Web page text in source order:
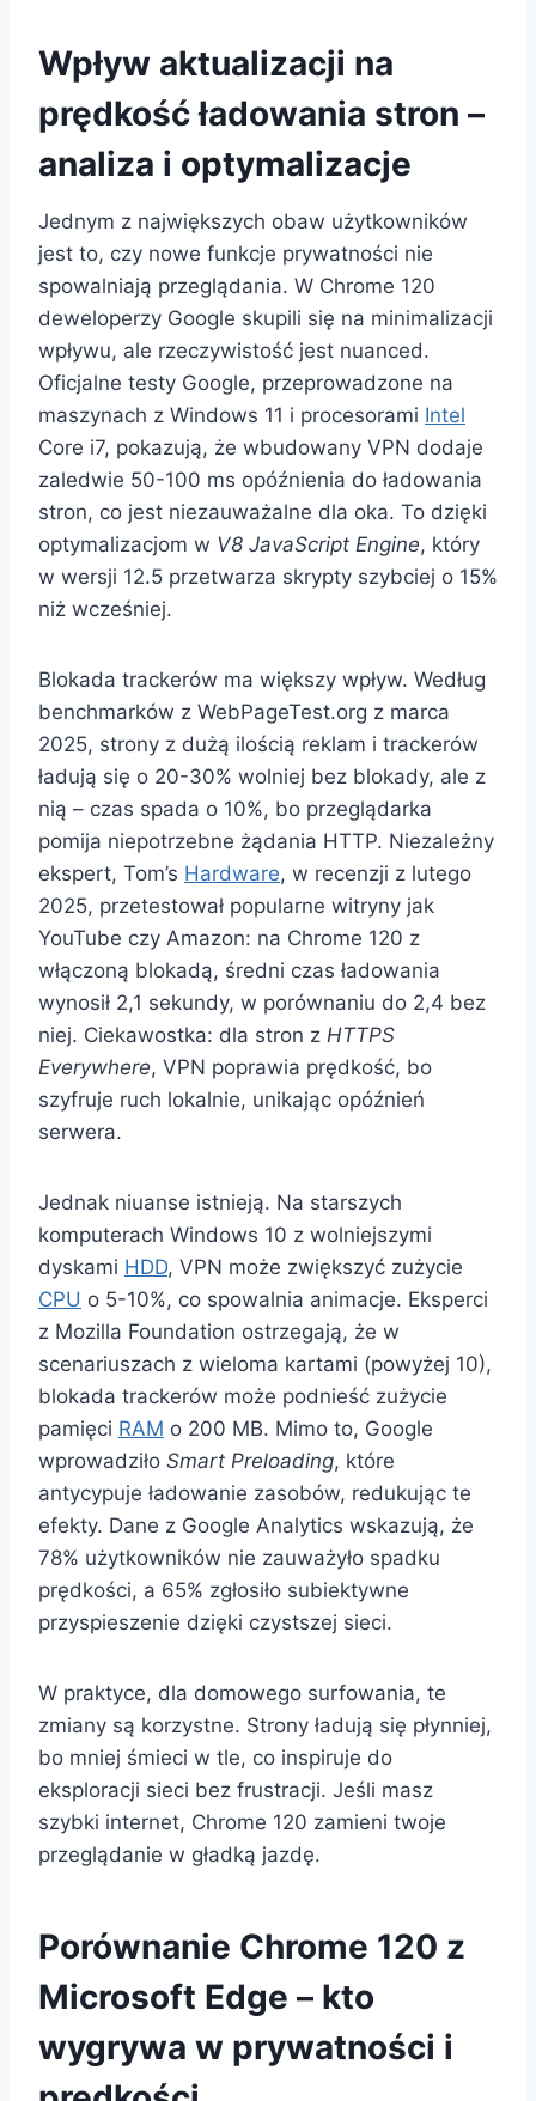
Wpływ aktualizacji na
prędkość ładowania stron –
analiza i optymalizacje
Jednym z największych obaw użytkowników
jest to, czy nowe funkcje prywatności nie
spowalniają przeglądania. W Chrome 120
deweloperzy Google skupili się na minimalizacji
wpływu, ale rzeczywistość jest nuanced.
Oficjalne testy Google, przeprowadzone na
maszynach z Windows 11 i procesorami Intel
Core i7, pokazują, że wbudowany VPN dodaje
zaledwie 50-100 ms opóźnienia do ładowania
stron, co jest niezauważalne dla oka. To dzięki
optymalizacjom w V8 JavaScript Engine, który
w wersji 12.5 przetwarza skrypty szybciej o 15%
niż wcześniej.
Blokada trackerów ma większy wpływ. Według
benchmarków z WebPageTest.org z marca
2025, strony z dużą ilością reklam i trackerów
ładują się o 20-30% wolniej bez blokady, ale z
nią – czas spada o 10%, bo przeglądarka
pomija niepotrzebne żądania HTTP. Niezależny
ekspert, Tom’s Hardware, w recenzji z lutego
2025, przetestował popularne witryny jak
YouTube czy Amazon: na Chrome 120 z
włączoną blokadą, średni czas ładowania
wynosił 2,1 sekundy, w porównaniu do 2,4 bez
niej. Ciekawostka: dla stron z HTTPS
Everywhere, VPN poprawia prędkość, bo
szyfruje ruch lokalnie, unikając opóźnień
serwera.
Jednak niuanse istnieją. Na starszych
komputerach Windows 10 z wolniejszymi
dyskami HDD, VPN może zwiększyć zużycie
CPU o 5-10%, co spowalnia animacje. Eksperci
z Mozilla Foundation ostrzegają, że w
scenariuszach z wieloma kartami (powyżej 10),
blokada trackerów może podnieść zużycie
pamięci RAM o 200 MB. Mimo to, Google
wprowadziło Smart Preloading, które
antycypuje ładowanie zasobów, redukując te
efekty. Dane z Google Analytics wskazują, że
78% użytkowników nie zauważyło spadku
prędkości, a 65% zgłosiło subiektywne
przyspieszenie dzięki czystszej sieci.
W praktyce, dla domowego surfowania, te
zmiany są korzystne. Strony ładują się płynniej,
bo mniej śmieci w tle, co inspiruje do
eksploracji sieci bez frustracji. Jeśli masz
szybki internet, Chrome 120 zamieni twoje
przeglądanie w gładką jazdę.
Porównanie Chrome 120 z
Microsoft Edge – kto
wygrywa w prywatności i